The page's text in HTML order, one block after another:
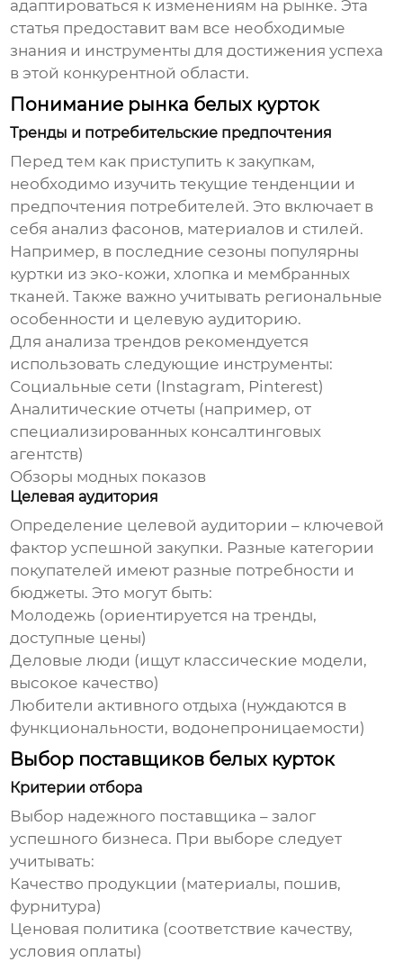
адаптироваться к изменениям на рынке. Эта
статья предоставит вам все необходимые
знания и инструменты для достижения успеха
в этой конкурентной области.
Понимание рынка белых курток
Тренды и потребительские предпочтения
Перед тем как приступить к закупкам,
необходимо изучить текущие тенденции и
предпочтения потребителей. Это включает в
себя анализ фасонов, материалов и стилей.
Например, в последние сезоны популярны
куртки из эко-кожи, хлопка и мембранных
тканей. Также важно учитывать региональные
особенности и целевую аудиторию.
Для анализа трендов рекомендуется
использовать следующие инструменты:
Социальные сети (Instagram, Pinterest)
Аналитические отчеты (например, от
специализированных консалтинговых
агентств)
Обзоры модных показов
Целевая аудитория
Определение целевой аудитории – ключевой
фактор успешной закупки. Разные категории
покупателей имеют разные потребности и
бюджеты. Это могут быть:
Молодежь (ориентируется на тренды,
доступные цены)
Деловые люди (ищут классические модели,
высокое качество)
Любители активного отдыха (нуждаются в
функциональности, водонепроницаемости)
Выбор поставщиков белых курток
Критерии отбора
Выбор надежного поставщика – залог
успешного бизнеса. При выборе следует
учитывать:
Качество продукции (материалы, пошив,
фурнитура)
Ценовая политика (соответствие качеству,
условия оплаты)